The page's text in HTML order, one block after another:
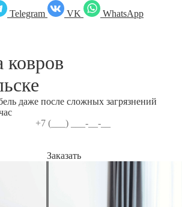
Telegram VK
WhatsApp
ковров
даже после сложных загрязнений
Заказать